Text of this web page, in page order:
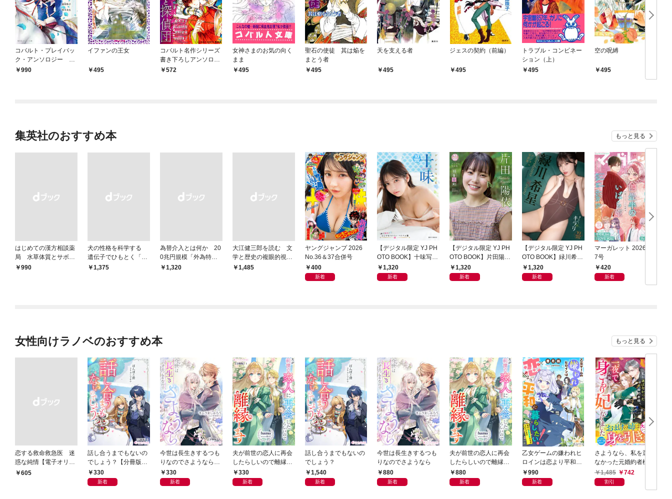
コバルト・プレイバッ
ク・アンソロジー ｐ
ａｒｔ １
990
イファンの王女
495
コバルト名作シリーズ
書き下ろしアンソロジ
ー（１）龍と指輪と探
572
女神さまのお気の向く
まま
495
聖石の使徒 其は焔を
まとう者
495
天を支える者
495
ジェスの契約（前編）
495
トラブル・コンビネー
ション（上）
495
空の呪縛
495
集英社のおすすめ本 もっと見る
はじめての漢方相談薬
局 水草体質とサボテ
ン体質
￥990
犬の性格を科学する
遺伝子でひもとく「最
良の友」の進化
￥1,375
為替介入とは何か 20
0兆円規模「外為特
会」が生まれた謎
￥1,320
大江健三郎を読む 文
学と歴史の複眼的視点
から
￥1,485
ヤングジャンプ 2026
No.36＆37合併号
400
新着
【デジタル限定 YJ PH
OTO BOOK】十味写真
集「続・『ぽみ』！？
どこでもトレイン・ベ
1,320
新着
【デジタル限定 YJ PH
OTO BOOK】片田陽依
写真集「羽色日和」
1,320
新着
【デジタル限定 YJ PH
OTO BOOK】緑川希星
写真集「きらら、キラ
リ」
1,320
新着
マーガレット 2026年1
7号
420
新着
女性向けラノベのおすすめ本 もっと見る
恋する救命救急医 迷
惑な純情【電子オリジ
ナル】
￥605
話し合うまでもないの
でしょう？【分冊版】
1 330
新着
今世は長生きするつも
りなのでさようなら
【分冊版】1
330
新着
夫が前世の恋人に再会
したらしいので離縁し
ます【分冊版】1
330
新着
話し合うまでもないの
でしょう？
1,540
新着
今世は長生きするつも
りなのでさようなら
880
新着
夫が前世の恋人に再会
したらしいので離縁し
ます880
新着
乙女ゲームの嫌われヒ
ロインは恋より平和に
暮らしたい！（なのに
攻略対象たちがついて
990
新着
さようなら、私を選ば
なかった元婚約者様。
一夜で大国君主の身ご
もり妃になりました
【電子限定SS付き】
1,485 742
割引